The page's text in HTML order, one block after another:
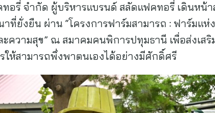
อรี่ จำกัด ผู้บริหารแบรนด์ สลัดแฟคทอรี่ เดินหน้
ที่ยั่งยืน ผ่าน “โครงการฟาร์มสามารถ : ฟาร์มแห่
ความสุข” ณ สมาคมคนพิการปทุมธานี เพื่อส่งเส
ห้สามารถพึ่งพาตนเองได้อย่างมีศักดิ์ศรี